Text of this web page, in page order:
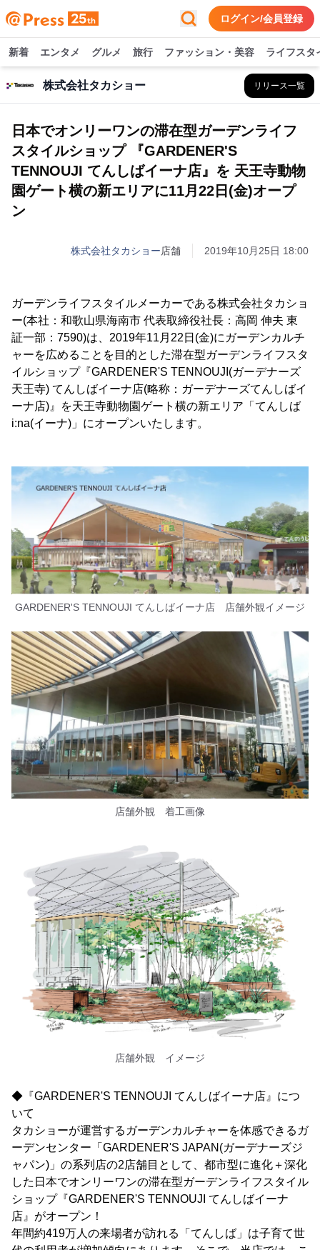
ログイン/会員登録
新着 エンタメ グルメ 旅行 ファッション・美容 ライフスタ
株式会社タカショー リリース一覧
日本でオンリーワンの滞在型ガーデンライフ
スタイルショップ 『GARDENER'S
TENNOUJI てんしばイーナ店』を 天王寺動物
園ゲート横の新エリアに11月22日(金)オープ
ン
株式会社タカショー店舗 2019年10月25日 18:00
ガーデンライフスタイルメーカーである株式会社タカショ
ー(本社：和歌山県海南市 代表取締役社長：高岡 伸夫 東
証一部：7590)は、2019年11月22日(金)にガーデンカルチ
ャーを広めることを目的とした滞在型ガーデンライフスタ
イルショップ『GARDENER'S TENNOUJI(ガーデナーズ
天王寺) てんしばイーナ店(略称：ガーデナーズてんしばイ
ーナ店)』を天王寺動物園ゲート横の新エリア「てんしば
i:na(イーナ)」にオープンいたします。
GARDENER'S TENNOUJI てんしばイーナ店 店舗外観イメージ
店舗外観 着工画像
店舗外観 イメージ
◆『GARDENER'S TENNOUJI てんしばイーナ店』につ
いて
タカショーが運営するガーデンカルチャーを体感できるガ
ーデンセンター「GARDENER'S JAPAN(ガーデナーズジ
ャパン)」の系列店の2店舗目として、都市型に進化＋深化
した日本でオンリーワンの滞在型ガーデンライフスタイル
ショップ『GARDENER'S TENNOUJI てんしばイーナ
店』がオープン！
年間約419万人の来場者が訪れる「てんしば」は子育て世